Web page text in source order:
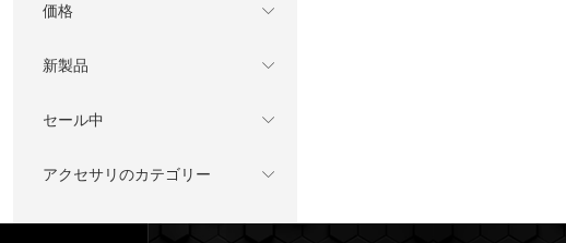
価格
新製品
セール中
アクセサリのカテゴリー